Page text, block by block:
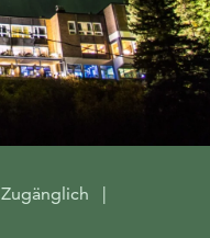
Zugänglich
|